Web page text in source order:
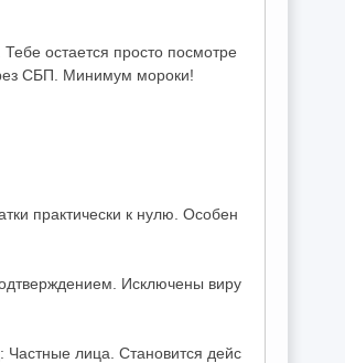
остается просто посмотре
СБП. Минимум мороки!
практически к нулю. Особен
Исключены виру
Частные лица. Становится дейс